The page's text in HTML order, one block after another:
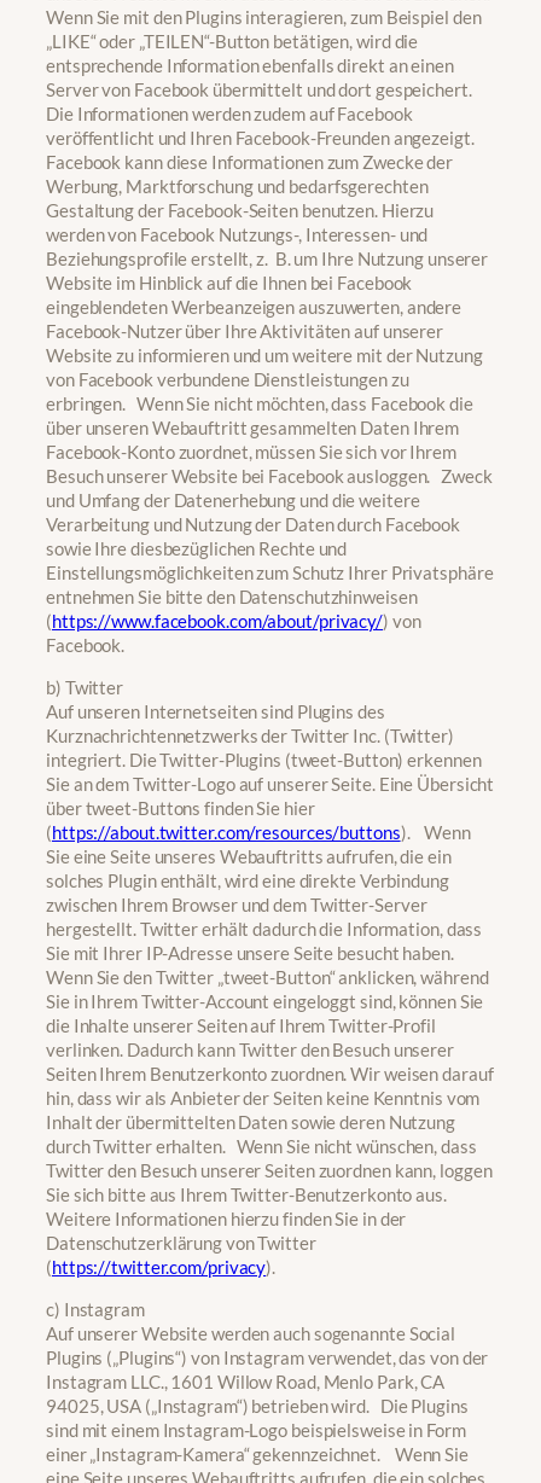
Wenn Sie mit den Plugins interagieren, zum Beispiel den
„LIKE“ oder „TEILEN“-Button betätigen, wird die
entsprechende Information ebenfalls direkt an einen
Server von Facebook übermittelt und dort gespeichert.
Die Informationen werden zudem auf Facebook
veröffentlicht und Ihren Facebook-Freunden angezeigt.
Facebook kann diese Informationen zum Zwecke der
Werbung, Marktforschung und bedarfsgerechten
Gestaltung der Facebook-Seiten benutzen. Hierzu
werden von Facebook Nutzungs-, Interessen- und
Beziehungsprofile erstellt, z. B. um Ihre Nutzung unserer
Website im Hinblick auf die Ihnen bei Facebook
eingeblendeten Werbeanzeigen auszuwerten, andere
Facebook-Nutzer über Ihre Aktivitäten auf unserer
Website zu informieren und um weitere mit der Nutzung
von Facebook verbundene Dienstleistungen zu
erbringen. Wenn Sie nicht möchten, dass Facebook die
über unseren Webauftritt gesammelten Daten Ihrem
Facebook-Konto zuordnet, müssen Sie sich vor Ihrem
Besuch unserer Website bei Facebook ausloggen. Zweck
und Umfang der Datenerhebung und die weitere
Verarbeitung und Nutzung der Daten durch Facebook
sowie Ihre diesbezüglichen Rechte und
Einstellungsmöglichkeiten zum Schutz Ihrer Privatsphäre
entnehmen Sie bitte den Datenschutzhinweisen
(https://www.facebook.com/about/privacy/) von
Facebook.
b) Twitter
Auf unseren Internetseiten sind Plugins des
Kurznachrichtennetzwerks der Twitter Inc. (Twitter)
integriert. Die Twitter-Plugins (tweet-Button) erkennen
Sie an dem Twitter-Logo auf unserer Seite. Eine Übersicht
über tweet-Buttons finden Sie hier
(https://about.twitter.com/resources/buttons). Wenn
Sie eine Seite unseres Webauftritts aufrufen, die ein
solches Plugin enthält, wird eine direkte Verbindung
zwischen Ihrem Browser und dem Twitter-Server
hergestellt. Twitter erhält dadurch die Information, dass
Sie mit Ihrer IP-Adresse unsere Seite besucht haben.
Wenn Sie den Twitter „tweet-Button“ anklicken, während
Sie in Ihrem Twitter-Account eingeloggt sind, können Sie
die Inhalte unserer Seiten auf Ihrem Twitter-Profil
verlinken. Dadurch kann Twitter den Besuch unserer
Seiten Ihrem Benutzerkonto zuordnen. Wir weisen darauf
hin, dass wir als Anbieter der Seiten keine Kenntnis vom
Inhalt der übermittelten Daten sowie deren Nutzung
durch Twitter erhalten. Wenn Sie nicht wünschen, dass
Twitter den Besuch unserer Seiten zuordnen kann, loggen
Sie sich bitte aus Ihrem Twitter-Benutzerkonto aus.
Weitere Informationen hierzu finden Sie in der
Datenschutzerklärung von Twitter
(https://twitter.com/privacy).
c) Instagram
Auf unserer Website werden auch sogenannte Social
Plugins („Plugins“) von Instagram verwendet, das von der
Instagram LLC., 1601 Willow Road, Menlo Park, CA
94025, USA („Instagram“) betrieben wird. Die Plugins
sind mit einem Instagram-Logo beispielsweise in Form
einer „Instagram-Kamera“ gekennzeichnet. Wenn Sie
eine Seite unseres Webauftritts aufrufen, die ein solches